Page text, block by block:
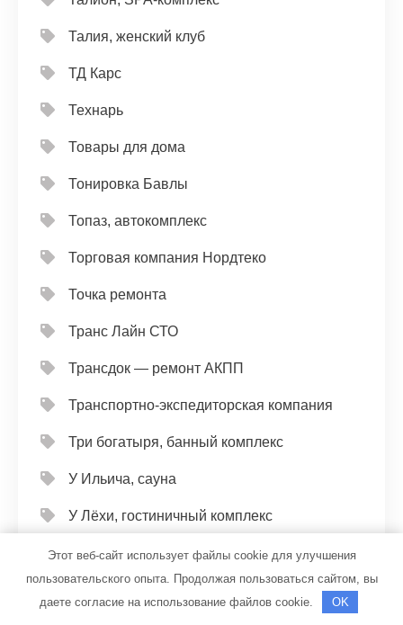
Талия, женский клуб
ТД Карс
Технарь
Товары для дома
Тонировка Бавлы
Топаз, автокомплекс
Торговая компания Нордтеко
Точка ремонта
Транс Лайн СТО
Трансдок — ремонт АКПП
Транспортно-экспедиторская компания
Три богатыря, банный комплекс
У Ильича, сауна
У Лёхи, гостиничный комплекс
У Олега, автомойка
У Петровича, оздоровительный центр
Этот веб-сайт использует файлы cookie для улучшения
пользовательского опыта. Продолжая пользоваться сайтом, вы
даете согласие на использование файлов cookie.
OK